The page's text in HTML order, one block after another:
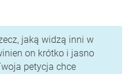
jaką widzą inni w
on krótko i jasno
petycja chce